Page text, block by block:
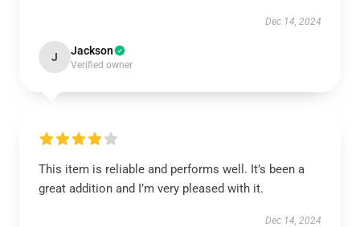
Dec 14, 2024
J Jackson
Verified owner
This item is reliable and performs well. It’s been a
great addition and I’m very pleased with it.
Dec 14, 2024